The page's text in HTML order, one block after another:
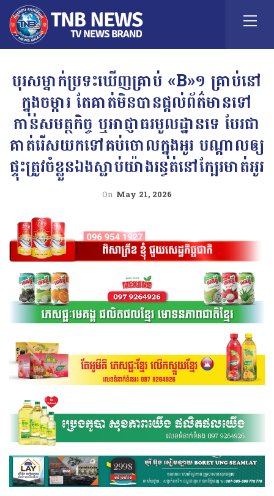
បុរសម្នាក់ប្រទះឃើញគ្រាប់ «B»១ គ្រាប់នៅ
ក្នុងចម្ការ តែគាត់មិនបានផ្ដល់ព័ត៌មានទៅ
កាន់សមត្ថកិច្ច ឬអាជ្ញាធរមូលដ្ឋានទេ បែរជា
គាត់រើសយកទៅគប់ចោលក្នុងអូរ បណ្ដាលឲ្យ
ផ្ទុះត្រូវចំខ្លួនឯងស្លាប់យ៉ាងរន្ធត់នៅក្បែរមាត់អូរ
On May 21, 2026